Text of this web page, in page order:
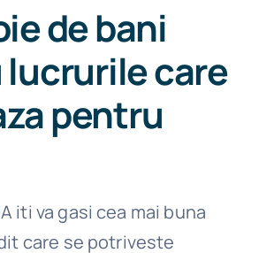
de bani
care
pentru
iti va gasi cea mai buna
care se potriveste